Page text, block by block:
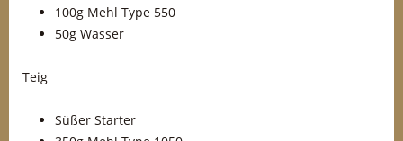
100g Mehl Type 550
50g Wasser
Teig
Süßer Starter